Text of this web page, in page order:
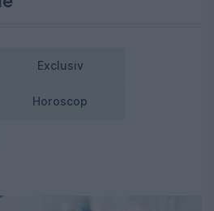
Exclusiv
Horoscop